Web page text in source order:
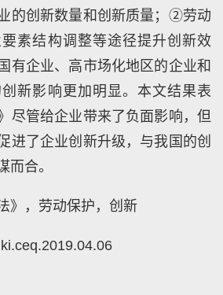
的创新数量和创新质量；②劳动
素结构调整等途径提升创新效
有企业、高市场化地区的企业和
新影响更加明显。本文结果表
尽管给企业带来了负面影响，但
进了企业创新升级，与我国的创
而合。
》，劳动保护，创新